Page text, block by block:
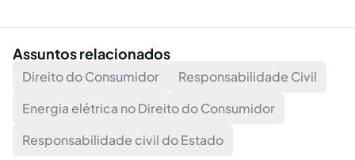
Assuntos relacionados
Direito do Consumidor
Responsabilidade Civil
Energia elétrica no Direito do Consumidor
Responsabilidade civil do Estado